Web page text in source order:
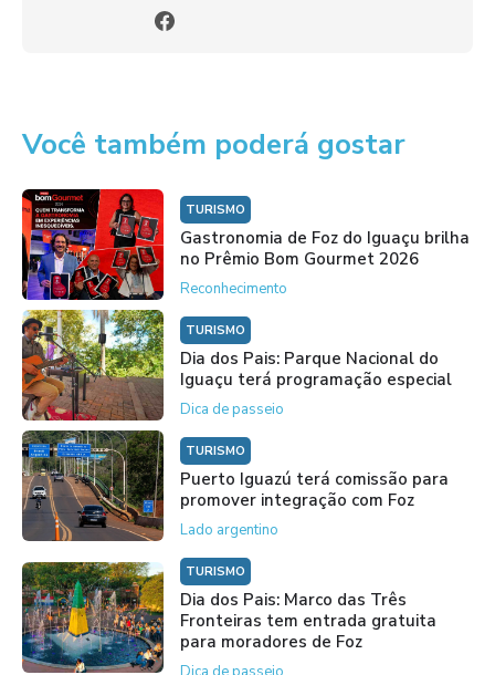
Você também poderá gostar
TURISMO
Gastronomia de Foz do Iguaçu brilha
no Prêmio Bom Gourmet 2026
Reconhecimento
TURISMO
Dia dos Pais: Parque Nacional do
Iguaçu terá programação especial
Dica de passeio
TURISMO
Puerto Iguazú terá comissão para
promover integração com Foz
Lado argentino
TURISMO
Dia dos Pais: Marco das Três
Fronteiras tem entrada gratuita
para moradores de Foz